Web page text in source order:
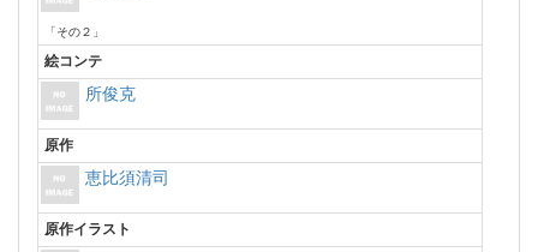
「その２」
絵コンテ
所俊克
原作
恵比須清司
原作イラスト